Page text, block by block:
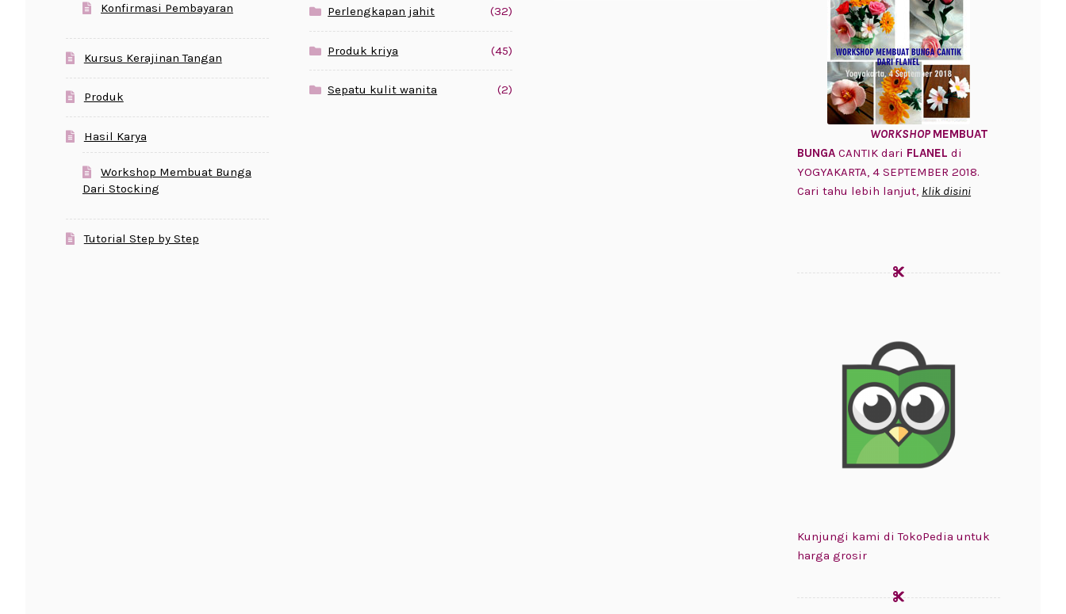
Konfirmasi Pembayaran
Kursus Kerajinan Tangan
Produk
Hasil Karya
Workshop Membuat Bunga
Dari Stocking
Tutorial Step by Step
Perlengkapan jahit (32)
Produk kriya (45)
Sepatu kulit wanita (2)
WORKSHOP MEMBUAT
BUNGA CANTIK dari FLANEL di
YOGYAKARTA, 4 SEPTEMBER 2018.
Cari tahu lebih lanjut, klik disini
Kunjungi kami di TokoPedia untuk
harga grosir